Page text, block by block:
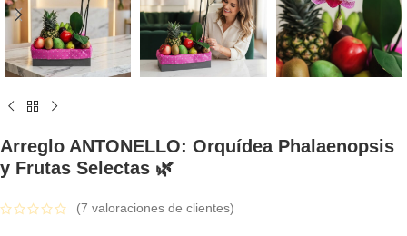
Arreglo ANTONELLO: Orquídea Phalaenopsis
y Frutas Selectas 🌿
(7 valoraciones de clientes)